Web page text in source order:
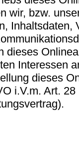
wir, bzw.
Inhaltsdaten,
dieses
Interessen
dieses
i.V.m. Art.